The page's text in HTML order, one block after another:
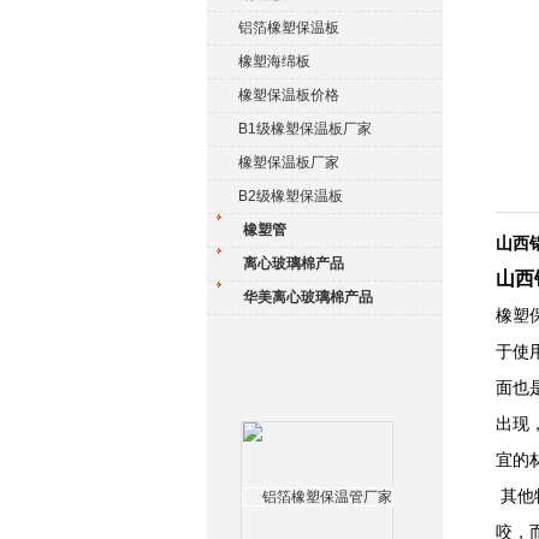
铝箔橡塑保温板
橡塑海绵板
橡塑保温板价格
B1级橡塑保温板厂家
橡塑保温板厂家
B2级橡塑保温板
橡塑管
离心玻璃棉产品
华美离心玻璃棉产品
山西
山
橡塑
于使
面也
出现
宜的
其他
咬，